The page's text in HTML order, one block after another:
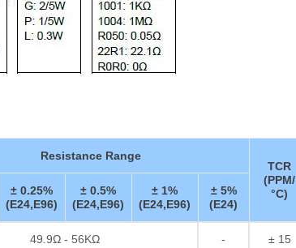
Resistance Range
TCR
(PPM/
°C)
± 0.25%
(E24,E96)
± 0.5%
(E24,E96)
± 1%
(E24,E96)
± 5%
(E24)
49.9Ω - 56KΩ - ± 15